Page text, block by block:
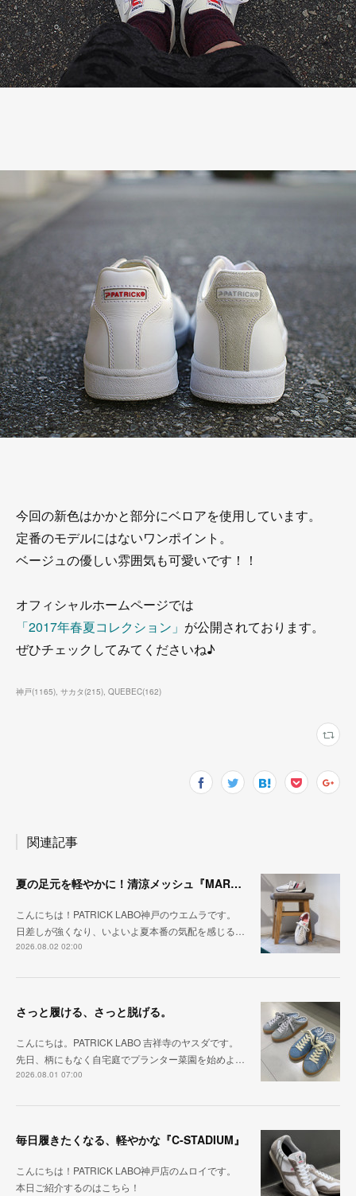
今回の新色はかかと部分にベロアを使用しています。
定番のモデルにはないワンポイント。
ベージュの優しい雰囲気も可愛いです！！
オフィシャルホームページでは
「2017年春夏コレクション」 が公開されております。
ぜひチェックしてみてくださいね♪
神戸(1165) サカタ(215) QUEBEC(162)
関連記事
夏の足元を軽やかに！清涼メッシュ『MARATHON-ME2』
こんにちは！PATRICK LABO神戸のウエムラです。
日差しが強くなり、いよいよ夏本番の気配を感じる…
2026.08.02 02:00
さっと履ける、さっと脱げる。
こんにちは。PATRICK LABO 吉祥寺のヤスダです。
先日、柄にもなく自宅庭でプランター菜園を始めよ…
2026.08.01 07:00
毎日履きたくなる、軽やかな『C-STADIUM』
こんにちは！PATRICK LABO神戸店のムロイです。
本日ご紹介するのはこちら！